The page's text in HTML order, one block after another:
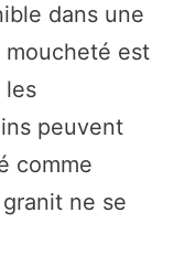
dans une
moucheté est
les
peuvent
comme
ne se